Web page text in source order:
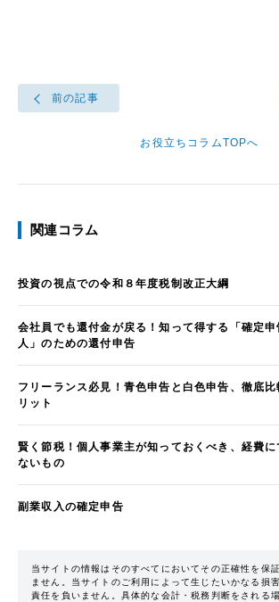
前の記事
お役立ちコラムTOPへ
関連コラム
投資の視点での令和８年度税制改正大綱
会社員でも還付金が戻る！知って得する「確定
人」のための還付申告
フリーランス必見！青色申告と白色申告、徹底
リット
賢く節税！個人事業主が知っておくべき、経費に
ないもの
副業収入の確定申告
当サイトの情報はそのすべてにおいてその正確性を保
ません。当サイトのご利用によって生じたいかなる損
責任を負いません。具体的な会計・税務判断をされる